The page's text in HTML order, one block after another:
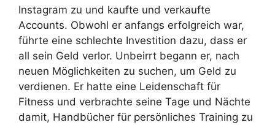
Instagram zu und kaufte und verkaufte
Accounts. Obwohl er anfangs erfolgreich war,
führte eine schlechte Investition dazu, dass er
all sein Geld verlor. Unbeirrt begann er, nach
neuen Möglichkeiten zu suchen, um Geld zu
verdienen. Er hatte eine Leidenschaft für
Fitness und verbrachte seine Tage und Nächte
damit, Handbücher für persönliches Training zu